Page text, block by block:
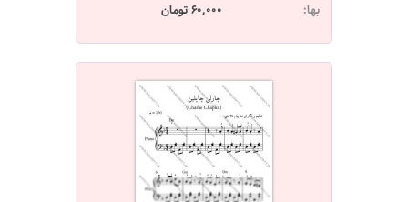
بها:
60,000 تومان